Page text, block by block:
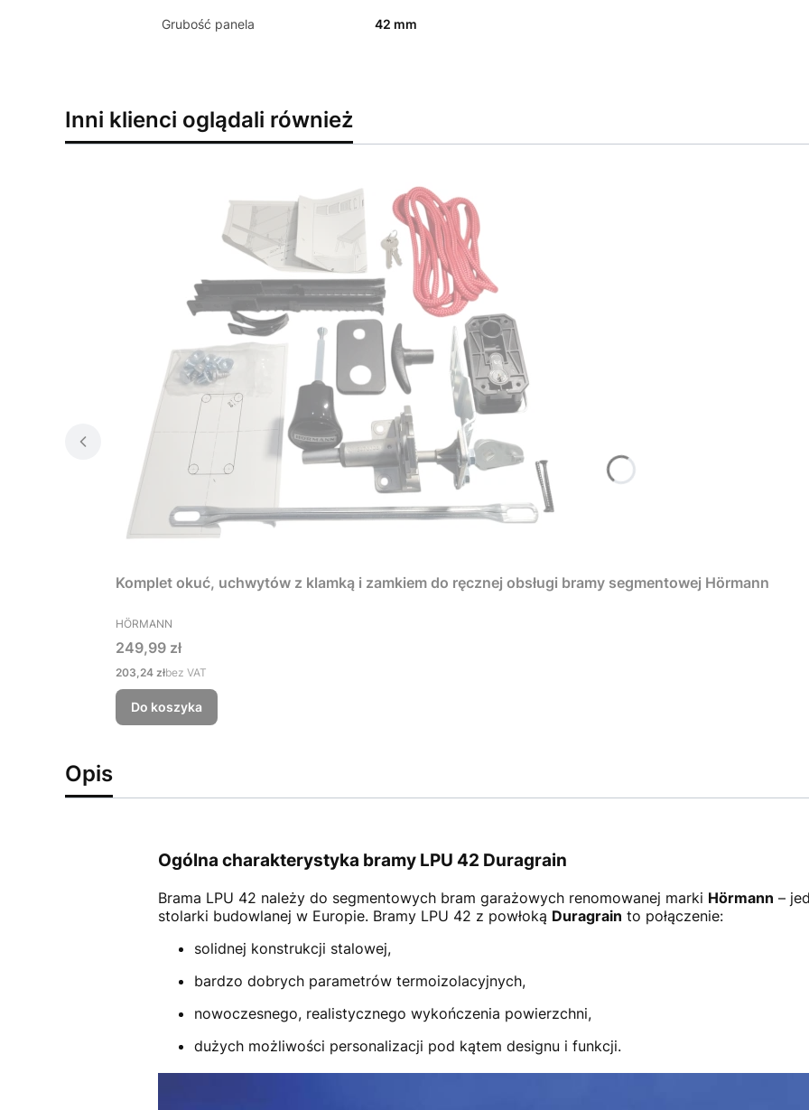
Grubość panela 42 mm
Inni klienci oglądali również
Komplet okuć, uchwytów z klamką i zamkiem do ręcznej obsługi bramy segmentowej Hörmann
PRODUCENT
HÖRMANN
Cena
249,99 zł
Cena
203,24 złbez VAT
Do koszyka
Opis
Ogólna charakterystyka bramy LPU 42 Duragrain
Brama LPU 42 należy do segmentowych bram garażowych renomowanej marki Hörmann –
stolarki budowlanej w Europie. Bramy LPU 42 z powłoką Duragrain to połączenie:
solidnej konstrukcji stalowej,
bardzo dobrych parametrów termoizolacyjnych,
nowoczesnego, realistycznego wykończenia powierzchni,
dużych możliwości personalizacji pod kątem designu i funkcji.